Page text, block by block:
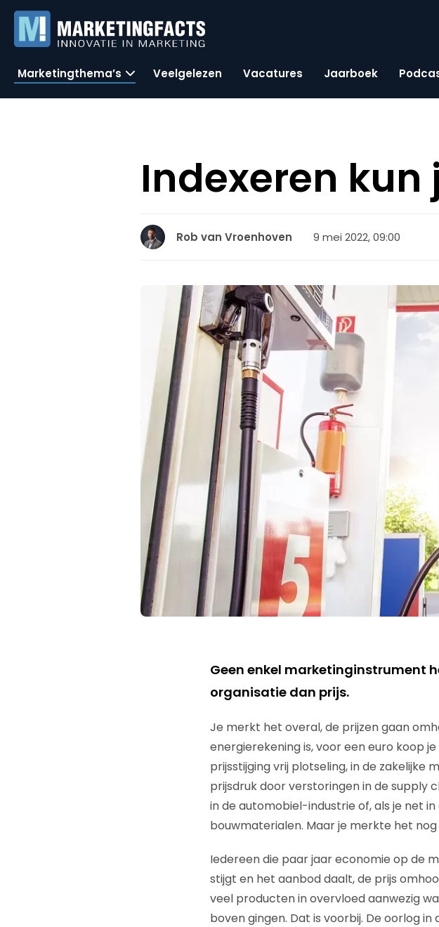
Marketingthema’s Veelgelezen Vacatures Jaarboek
Indexeren kun
Rob van Vroenhoven 9 mei 2022, 09:00
Geen enkel marketinginstrument
organisatie dan prijs.
Je merkt het overal, de prijzen gaan
energierekening is, voor een euro koop
prijsstijging vrij plotseling, in de zakelijke
prijsdruk door verstoringen in de supply
in de automobiel-industrie of, als je net
bouwmaterialen. Maar je merkte het
Iedereen die paar jaar economie op de
stijgt en het aanbod daalt, de prijs
veel producten in overvloed aanwezig
boven gingen. Dat is voorbij. De oorlog